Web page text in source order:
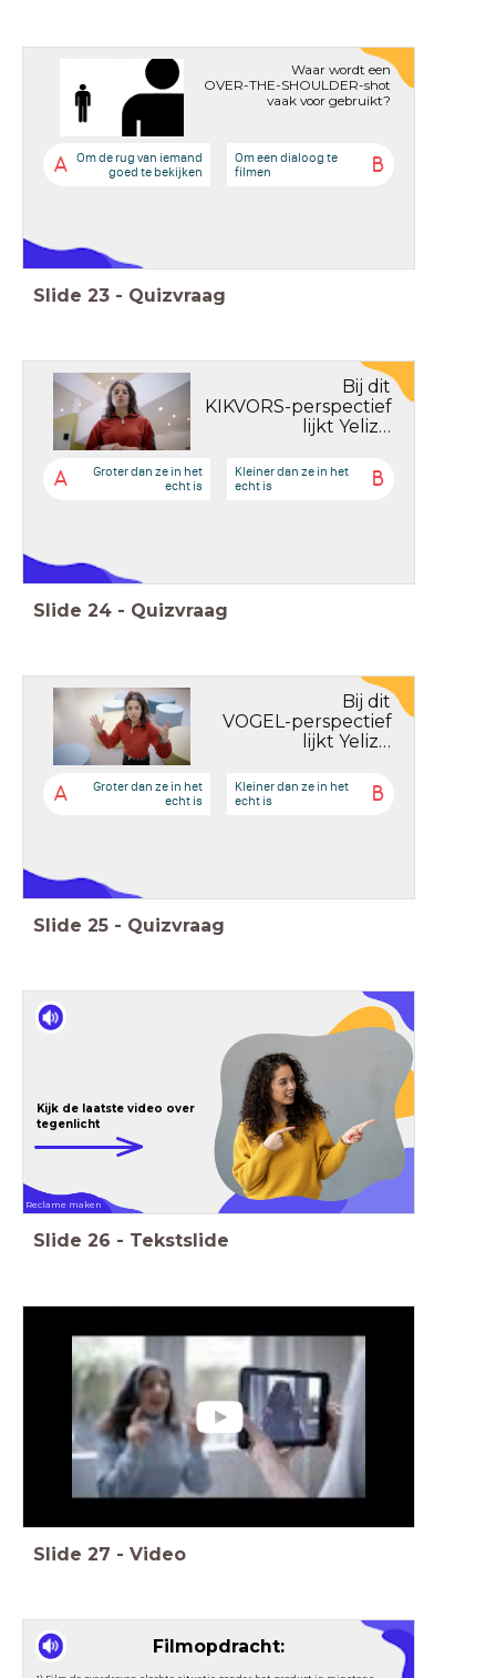
Waar wordt een
OVER-THE-SHOULDER-shot
vaak voor gebruikt?
A Om de rug van iemand
goed te bekijken
B
Om een dialoog te
filmen
Slide 23 - Quizvraag
Bij dit
KIKVORS-perspectief
lijkt Yeliz…
A
Groter dan ze in het
echt is
B
Kleiner dan ze in het
echt is
Slide 24 - Quizvraag
Bij dit
VOGEL-perspectief
lijkt Yeliz…
A
Groter dan ze in het
echt is
B
Kleiner dan ze in het
echt is
Slide 25 - Quizvraag
Kijk de laatste video over
tegenlicht
Reclame maken
Slide 26 - Tekstslide
Slide 27 - Video
Filmopdracht: